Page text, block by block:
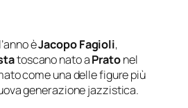
èJacopo Fagioli,
toscano nato aPratonel
come una delle figure più
generazione jazzistica.